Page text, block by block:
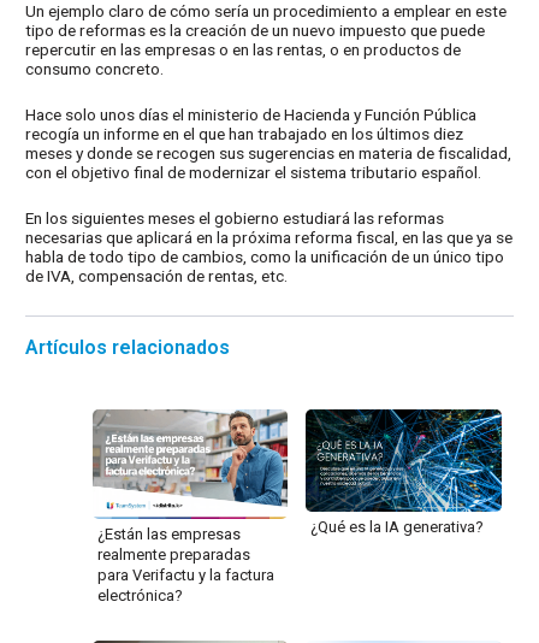
Un ejemplo claro de cómo sería un procedimiento a emplear en este
tipo de reformas es la creación de un nuevo impuesto que puede
repercutir en las empresas o en las rentas, o en productos de
consumo concreto.
Hace solo unos días el ministerio de Hacienda y Función Pública
recogía un informe en el que han trabajado en los últimos diez
meses y donde se recogen sus sugerencias en materia de fiscalidad,
con el objetivo final de modernizar el sistema tributario español.
En los siguientes meses el gobierno estudiará las reformas
necesarias que aplicará en la próxima reforma fiscal, en las que ya se
habla de todo tipo de cambios, como la unificación de un único tipo
de IVA, compensación de rentas, etc.
Artículos relacionados
¿Están las empresas
realmente preparadas
para Verifactu y la factura
electrónica?
¿Qué es la IA generativa?